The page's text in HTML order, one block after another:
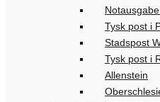
Tysk post i
Stadspost
Tysk post i
Allenstein